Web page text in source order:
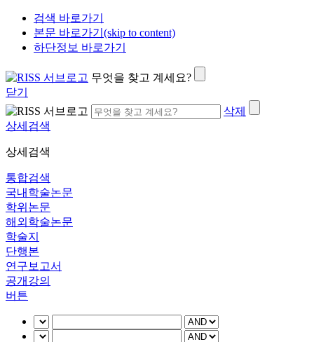
검색 바로가기
본문 바로가기(skip to content)
하단정보 바로가기
무엇을 찾고 계세요?
닫기
삭제
상세검색
상세검색
통합검색
국내학술논문
학위논문
해외학술논문
학술지
단행본
연구보고서
공개강의
버튼